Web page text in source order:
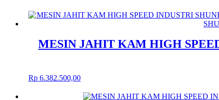
MESIN JAHIT KAM HIGH
Rp 6.382.500,00